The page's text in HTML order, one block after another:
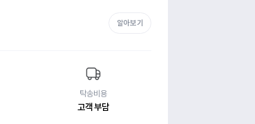
알아보기
탁송비용
고객 부담